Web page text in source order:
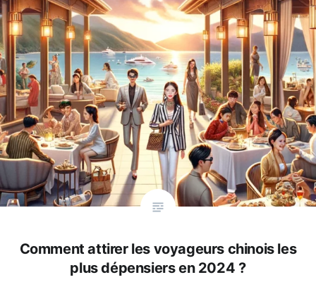
Comment attirer les voyageurs chinois les
plus dépensiers en 2024 ?